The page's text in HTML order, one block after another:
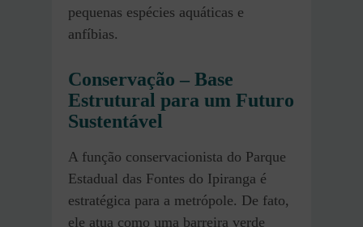
pequenas espécies aquáticas e
anfíbias.
Conservação – Base
Estrutural para um Futuro
Sustentável
A função conservacionista do Parque
Estadual das Fontes do Ipiranga é
estratégica para a metrópole. De fato,
ele atua como uma barreira verde